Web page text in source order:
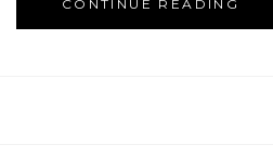
CONTINUE READING